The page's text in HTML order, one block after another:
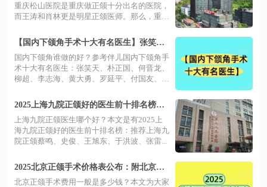
重庆松山医院是重庆做正颌十分出名的医院，
而王涛和肖林更是明星正颌医师。那么，重
【国内下颌角手术十大有名医生】张笑天|
朴正国|何晋龙等磨骨技术口碑好
国内下颌角谁做的好？参考伴儿国内下颌角手
术十大有名医生：张笑天、朴正国、何晋龙、
柳超、李志海、黄大勇、罗延平、付国友、
2025上海九院正颌好的医生前十排名榜：
推荐蔡鸣、史俊、王旭东医生，附价格+预
约方式
上海九院正颌医生哪个好？本文是有2025上
海九院正颌好的医生前十排名榜：推荐上海九
院正颌蔡鸣、史俊、王旭东、于洪波、张雷...
2025北京正颌手术价格表公布：附北京做
正颌手术好的医院医生！
北京正颌手术费用一般是多少钱？本文为大家